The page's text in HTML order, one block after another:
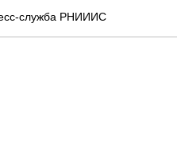
служба РНИИИС